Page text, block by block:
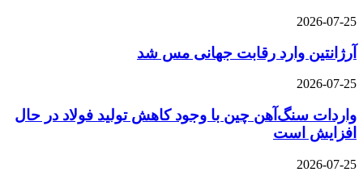
2026-07-25
آرژانتین وارد رقابت جهانی مس شد
2026-07-25
واردات سنگ‌آهن چین با وجود کاهش تولید فولاد در حال
افزایش است
2026-07-25